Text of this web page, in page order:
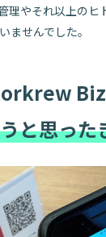
理やそれ以上のヒ
ませんでした。
と思った